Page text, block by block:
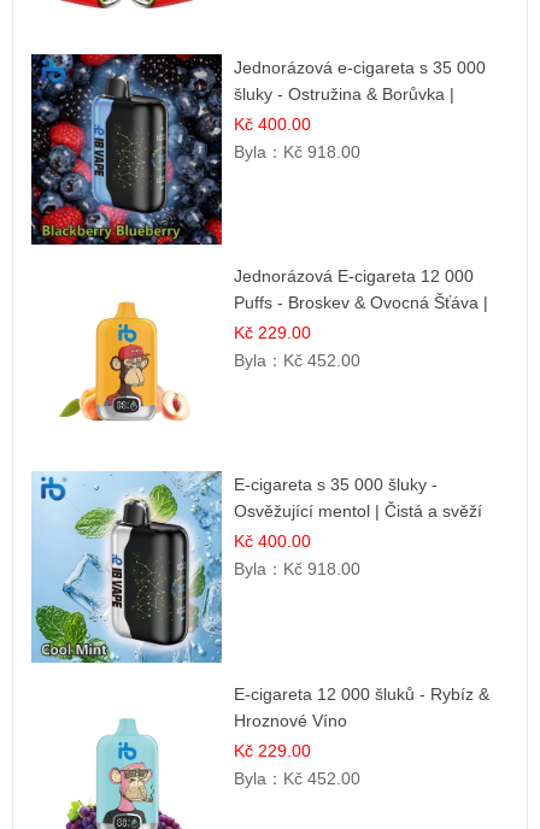
Jednorázová e-cigareta s 35 000
šluky - Ostružina & Borůvka |
Intenzivní lesní směs
Kč 400.00
Byla： Kč 918.00
Jednorázová E-cigareta 12 000
Puffs - Broskev & Ovocná Šťáva |
Osvěžující ovocná směs
Kč 229.00
Byla： Kč 452.00
E-cigareta s 35 000 šluky -
Osvěžující mentol | Čistá a svěží
chuť
Kč 400.00
Byla： Kč 918.00
E-cigareta 12 000 šluků - Rybíz &
Hroznové Víno
Kč 229.00
Byla： Kč 452.00